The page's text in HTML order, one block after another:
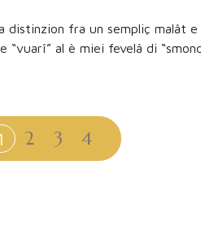
fra un sempliç malât e
al è miei fevelâ di
2 3 4